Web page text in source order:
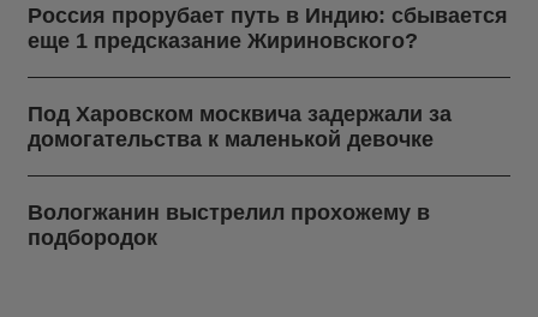
Россия прорубает путь в Индию: сбывается
еще 1 предсказание Жириновского?
Под Харовском москвича задержали за
домогательства к маленькой девочке
Вологжанин выстрелил прохожему в
подбородок